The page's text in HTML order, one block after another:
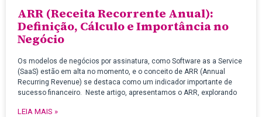
ARR (Receita Recorrente Anual):
Definição, Cálculo e Importância no
Negócio
Os modelos de negócios por assinatura, como Software as a Service
(SaaS) estão em alta no momento, e o conceito de ARR (Annual
Recurring Revenue) se destaca como um indicador importante de
sucesso financeiro. Neste artigo, apresentamos o ARR, explorando
LEIA MAIS »